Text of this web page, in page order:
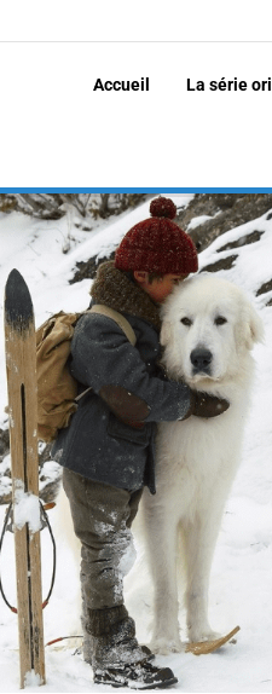
Accueil La série